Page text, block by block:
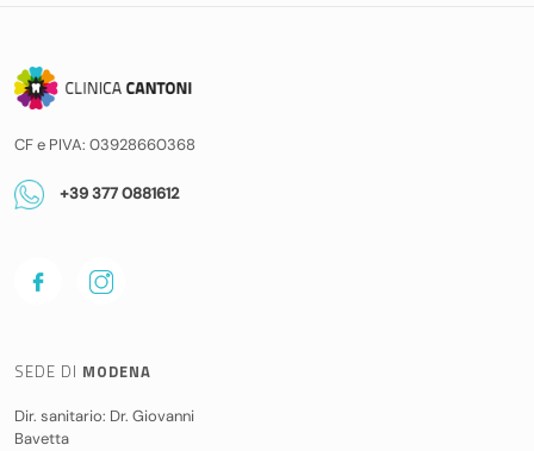
CF e PIVA: 03928660368
+39 377 0881612
SEDE DI MODENA
Dir. sanitario: Dr. Giovanni
Bavetta